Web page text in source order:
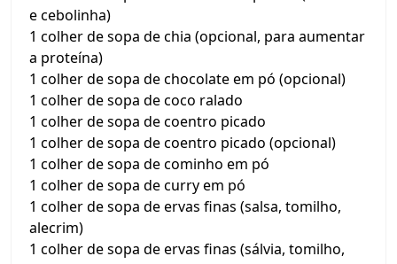
e cebolinha)
1 colher de sopa de chia (opcional, para aumentar
a proteína)
1 colher de sopa de chocolate em pó (opcional)
1 colher de sopa de coco ralado
1 colher de sopa de coentro picado
1 colher de sopa de coentro picado (opcional)
1 colher de sopa de cominho em pó
1 colher de sopa de curry em pó
1 colher de sopa de ervas finas (salsa, tomilho,
alecrim)
1 colher de sopa de ervas finas (sálvia, tomilho,